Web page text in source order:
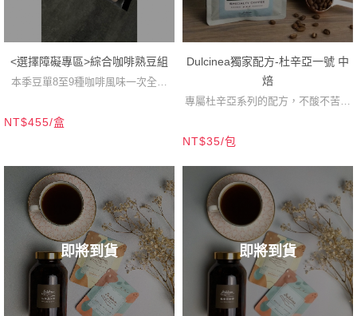
<選擇障礙專區>綜合咖啡熟豆組
本季豆單8至9種咖啡風味一次全喝
NT$455/盒
Dulcinea獨家配方-杜辛亞一號 中
焙
專屬杜辛亞系列的配方，不酸不苦，
黑咖啡或加牛奶都能展現不同的風
味，歷年來都是高人氣選擇！
NT$35/包
即將到貨 即將到貨